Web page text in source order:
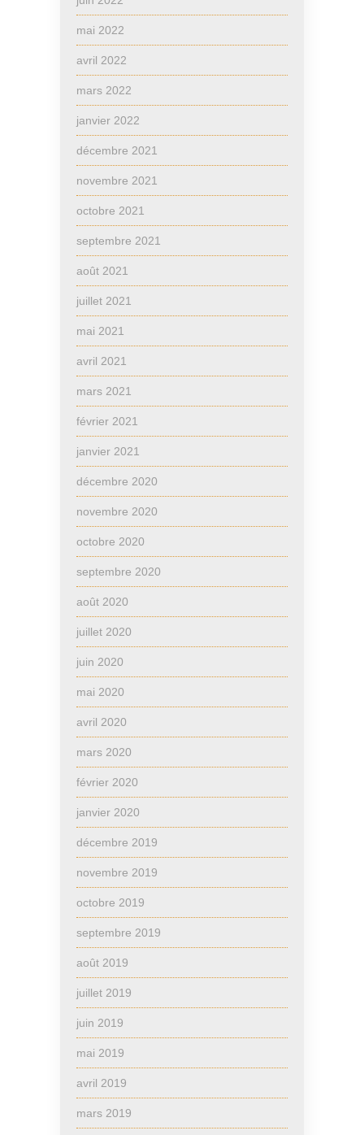
mai 2022
avril 2022
mars 2022
janvier 2022
décembre 2021
novembre 2021
octobre 2021
septembre 2021
août 2021
juillet 2021
mai 2021
avril 2021
mars 2021
février 2021
janvier 2021
décembre 2020
novembre 2020
octobre 2020
septembre 2020
août 2020
juillet 2020
juin 2020
mai 2020
avril 2020
mars 2020
février 2020
janvier 2020
décembre 2019
novembre 2019
octobre 2019
septembre 2019
août 2019
juillet 2019
juin 2019
mai 2019
avril 2019
mars 2019